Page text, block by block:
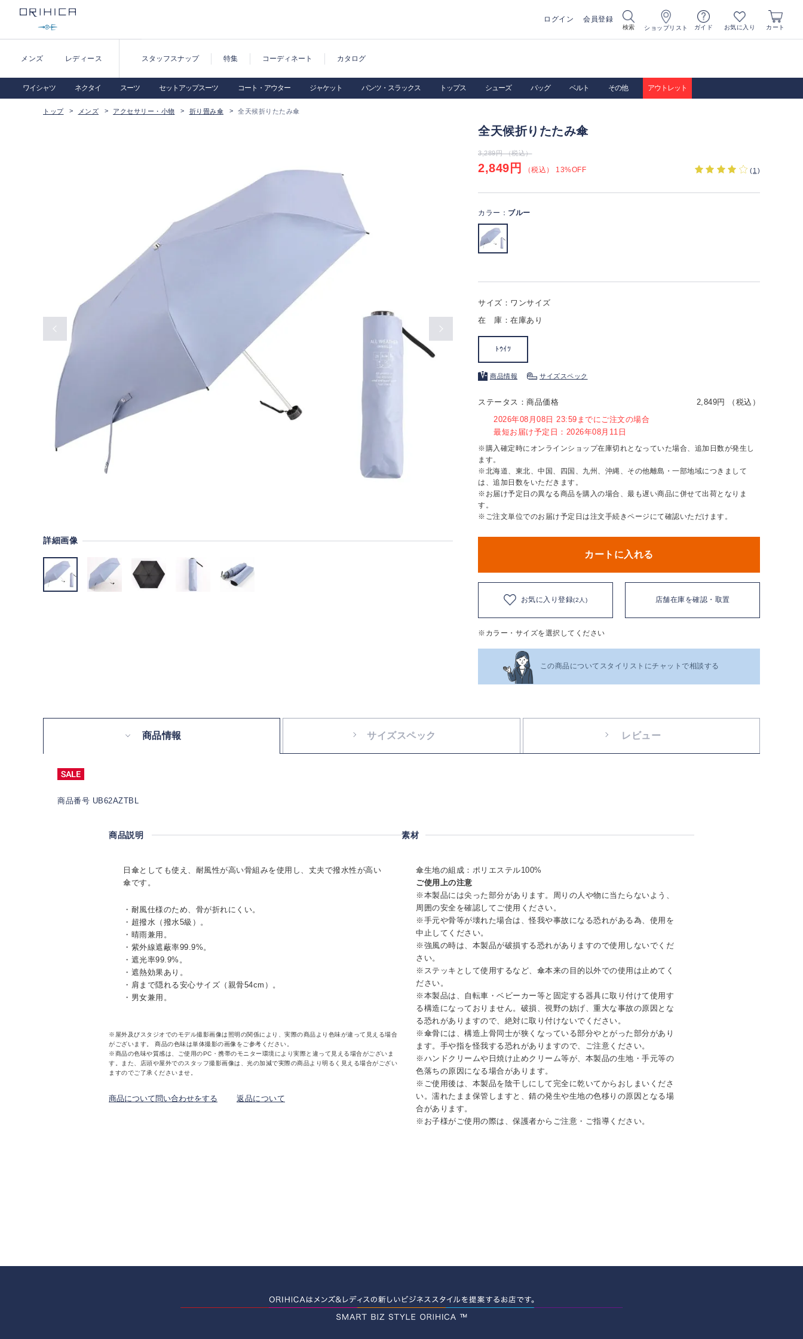
ログイン 会員登録
検索 ショップリスト ガイド お気に入り カート
メンズ レディース スタッフスナップ 特集 コーディネート カタログ
ワイシャツ ネクタイ スーツ セットアップスーツ コート・アウター ジャケット パンツ・スラックス トップス シューズ バッグ ベルト その他 アウトレット
トップ メンズ アクセサリー・小物 折り畳み傘 全天候折りたたみ傘
詳細画像
全天候折りたたみ傘
3,289円 （税込）
2,849円 （税込） 13%OFF (1 )
カラー： ブルー
サイズ：ワンサイズ
在 庫：在庫あり
ﾄｳｲﾂ
商品情報 サイズスペック
ステータス：商品価格
2,849円 （税込）
2026年08月08日 23:59までにご注文の場合
最短お届け予定日：2026年08月11日
※購入確定時にオンラインショップ在庫切れとなっていた場合、追加日数が発生し
ます。
※北海道、東北、中国、四国、九州、沖縄、その他離島・一部地域につきまして
は、追加日数をいただきます。
※お届け予定日の異なる商品を購入の場合、最も遅い商品に併せて出荷となりま
す。
※ご注文単位でのお届け予定日は注文手続きページにて確認いただけます。
カートに入れる
お気に入り登録(2人) 店舗在庫を確認・取置
※カラー・サイズを選択してください
この商品についてスタイリストにチャットで相談する
商品情報 サイズスペック レビュー
商品番号 UB62AZTBL
商品説明
日傘としても使え、耐風性が高い骨組みを使用し、丈夫で撥水性が高い
傘です。
・耐風仕様のため、骨が折れにくい。
・超撥水（撥水5級）。
・晴雨兼用。
・紫外線遮蔽率99.9%。
・遮光率99.9%。
・遮熱効果あり。
・肩まで隠れる安心サイズ（親骨54cm）。
・男女兼用。
※屋外及びスタジオでのモデル撮影画像は照明の関係により、実際の商品より色味が違って見える場合
がございます。 商品の色味は単体撮影の画像をご参考ください。
※商品の色味や質感は、ご使用のPC・携帯のモニター環境により実際と違って見える場合がございま
す。また、店頭や屋外でのスタッフ撮影画像は、光の加減で実際の商品より明るく見える場合がござい
ますのでご了承くださいませ。
商品について問い合わせをする 返品について
素材
傘生地の組成：ポリエステル100%
ご使用上の注意
※本製品には尖った部分があります。周りの人や物に当たらないよう、
周囲の安全を確認してご使用ください。
※手元や骨等が壊れた場合は、怪我や事故になる恐れがある為、使用を
中止してください。
※強風の時は、本製品が破損する恐れがありますので使用しないでくだ
さい。
※ステッキとして使用するなど、傘本来の目的以外での使用は止めてく
ださい。
※本製品は、自転車・ベビーカー等と固定する器具に取り付けて使用す
る構造になっておりません。破損、視野の妨げ、重大な事故の原因とな
る恐れがありますので、絶対に取り付けないでください。
※傘骨には、構造上骨同士が狭くなっている部分やとがった部分があり
ます。手や指を怪我する恐れがありますので、ご注意ください。
※ハンドクリームや日焼け止めクリーム等が、本製品の生地・手元等の
色落ちの原因になる場合があります。
※ご使用後は、本製品を陰干しにして完全に乾いてからおしまいくださ
い。濡れたまま保管しますと、錆の発生や生地の色移りの原因となる場
合があります。
※お子様がご使用の際は、保護者からご注意・ご指導ください。